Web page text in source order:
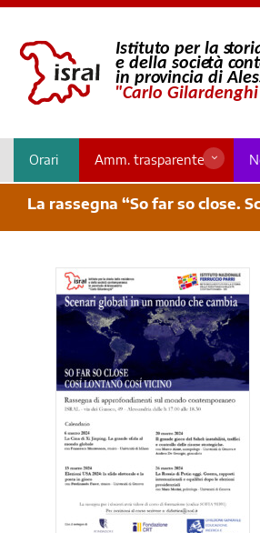
Orari Amm. trasparente
La rassegna “So far so close.